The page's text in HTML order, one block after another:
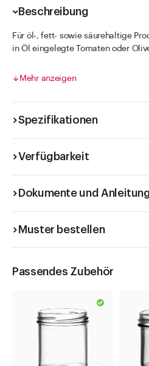
Beschreibung
Für öl-, fett- sowie säurehaltige
in Öl eingelegte Tomaten oder
Eigene Stabilitätstests sind immer
Verschliessen von Twist Off
Mehr anzeigen
Spezifikationen
Verfügbarkeit
Dokumente und
Muster bestellen
Passendes Zubehör